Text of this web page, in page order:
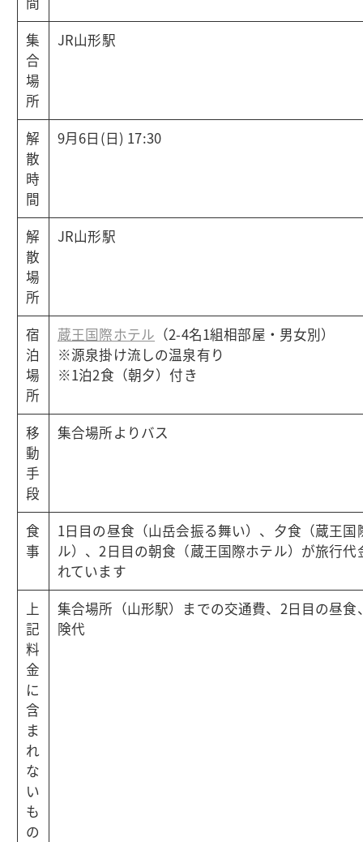
集
合
場
所
JR山形駅
解
散
時
間
9月6日(日) 17:30
解
散
場
所
JR山形駅
宿
泊
場
所
蔵王国際ホテル （2-4名1組相部屋・男女別）
※源泉掛け流しの温泉有り
※1泊2食（朝夕）付き
移
動
手
段
集合場所よりバス
食
事
1日目の昼食（山岳会振る舞い）、夕食（蔵王国
ル）、2日目の朝食（蔵王国際ホテル）が旅行代
れています
上
記
料
金
に
含
ま
れ
な
い
も
の
集合場所（山形駅）までの交通費、2日目の昼食
険代